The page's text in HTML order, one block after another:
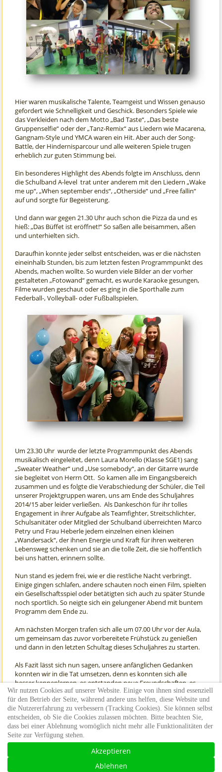
Hier waren musikalische Talente, Teamgeist und Wissen genauso
gefordert wie Schnelligkeit und Geschick. Besonders Spiele wie
das Verkleiden nach dem Motto „Bad Taste“, „Das beste
Gruppenselfie“ oder der „Tanz-Remix“ aus Liedern wie Macarena,
Gangnam-Style und YMCA waren ein Hit. Aber auch der Song-
Battle, der Hindernisparcour und alle weiteren Spiele trugen
erheblich zur guten Stimmung bei.
Ein besonderes Highlight des Abends folgte im Anschluss, denn
die Schulband A-level trat unter anderem mit den Liedern „Wake
me up“, „When september ends“, „Otherside“ und „Free fallin“
auf und sorgte für Begeisterung.
Und dann war gegen 21.30 Uhr auch schon die Pizza da und es
hieß: „Das Büffet ist eröffnet!“ So saßen alle beisammen, aßen
und unterhielten sich.
Daraufhin konnte jeder selbst entscheiden, was er die nächsten
eineinhalb Stunden, bis zum letzten festen Programmpunkt des
Abends, machen wollte. So wurden viele Bilder an der vorher
gestalteten „Fotowand“ gemacht, es wurde Karaoke gesungen,
Filme wurden geschaut oder es ging in die Sporthalle zum
Federball-, Volleyball- oder Fußballspielen.
Um 23.30 Uhr wurde der letzte Programmpunkt des Abends
musikalisch eingeleitet, denn Laura Morello (Klasse SGE1) sang
„Sweater Weather“ und „Use somebody“, an der Gitarre wurde
sie begleitet von Herrn Ott. So kamen alle im Eingangsbereich
zusammen und es folgte die Verabschiedung der Schüler, die Teil
unserer Projektgruppen waren, uns am Ende des Schuljahres
2014/15 aber leider verließen. Als Dankeschön für ihr tolles
Engagement in ihrer Aufgabe als Teamfighter, Streitschlichter,
Schulsanitäter oder Mitglied der Schulband überreichten Marco
Petry und Frau Heberle jedem einzelnen einen kleinen
„Wandersack“, der ihnen Energie und Kraft für ihren weiteren
Lebensweg schenken und sie an die tolle Zeit, die sie hoffentlich
bei uns hatten, erinnern sollte.
Nun stand es jedem frei, wie er die restliche Nacht verbringt.
Einige gingen schlafen, andere schauten noch einen Film, spielten
ein Gesellschaftsspiel oder betätigten sich auch zu später Stunde
noch sportlich. So neigte sich ein gelungener Abend mit buntem
Programm dem Ende zu.
Am nächsten Morgen trafen sich alle um 07.00 Uhr vor der Aula,
um gemeinsam das zuvor vorbereitete Frühstück zu genießen
und dann in den letzten Schultag dieses Schuljahres zu starten.
Als Fazit lässt sich nun sagen, unsere anfänglichen Gedanken
konnten wir in die Tat umsetzen, denn es konnten sich alle
besser kennenlernen, es entstanden neue Freundschaften, es
gab eine Menge zum Lachen und es war für jeden etwas dabei.
So kann man eigentlich nur sagen: „Das machen wir nächstes Jahr
doch gleich noch einmal!“
Text und Bilder: Joana Lenzner und Laura Morello
©2026 Käthe Kollwitz Schule, Bruchsal |
|Haftunghinweise
Wir nutzen Cookies auf unserer Website. Einige von ihnen sind essenziell
für den Betrieb der Seite, während andere uns helfen, diese Website und
die Nutzererfahrung zu verbessern (Tracking Cookies). Sie können selbst
entscheiden, ob Sie die Cookies zulassen möchten. Bitte beachten Sie,
dass bei einer Ablehnung womöglich nicht mehr alle Funktionalitäten der
Seite zur Verfügung stehen.
Akzeptieren
Ablehnen